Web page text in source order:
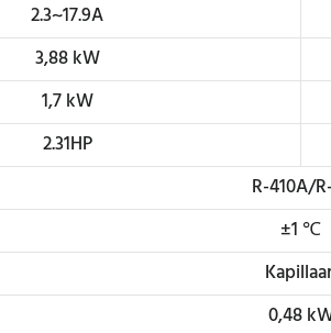
2.3~17.9A
3,88 kW
1,7 kW
2.31HP
R-410A/
±1 ℃
0,48